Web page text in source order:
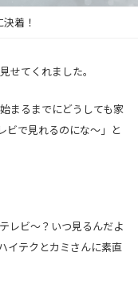
着！
せてくれました。
まるまでにどうしても家
ビで見れるのにな～」と
レビ～？いつ見るんだよ
イテクとカミさんに素直